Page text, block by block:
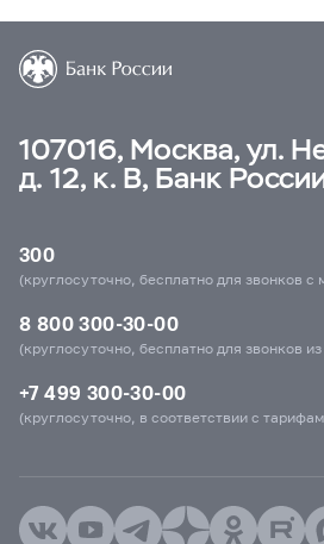
107016, Москва, ул.
д. 12, к. В, Банк
300
(круглосуточно, бесплатно для звонков с
8 800 300-30-00
(круглосуточно, бесплатно для звонков
+7 499 300-30-00
(круглосуточно, в соответствии с